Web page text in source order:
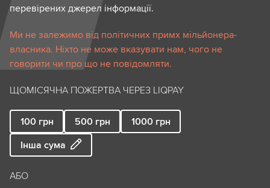
перевірених джерел інформації.
Ми не залежимо від політичних примх мільйонера-
власника. Ніхто не може вказувати нам, чого не
говорити чи про що не повідомляти.
ЩОМІСЯЧНА ПОЖЕРТВА ЧЕРЕЗ LIQPAY
100 грн 500 грн 1000 грн
Інша сума
АБО